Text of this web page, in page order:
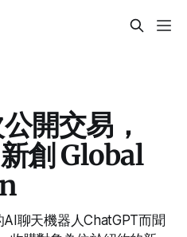
開交易，
創 Global
聊天機器人ChatGPT而聞